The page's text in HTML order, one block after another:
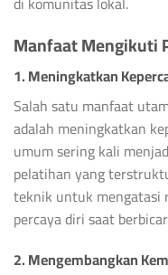
Manfaat Mengikuti
1. Meningkatkan
Salah satu manfaat
adalah meningkatkan
umum sering kali
pelatihan yang
teknik untuk mengatasi
percaya diri saat
2. Mengembangkan